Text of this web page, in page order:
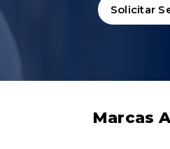
Solicitar
Marcas